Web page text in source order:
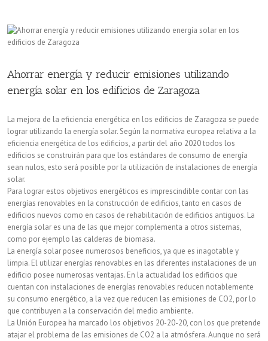
Ahorrar energía y reducir emisiones utilizando
energía solar en los edificios de Zaragoza
La mejora de la eficiencia energética en los edificios de Zaragoza se puede
lograr utilizando la energía solar. Según la normativa europea relativa a la
eficiencia energética de los edificios, a partir del año 2020 todos los
edificios se construirán para que los estándares de consumo de energía
sean nulos, esto será posible por la utilización de instalaciones de energía
solar.
Para lograr estos objetivos energéticos es imprescindible contar con las
energías renovables en la construcción de edificios, tanto en casos de
edificios nuevos como en casos de rehabilitación de edificios antiguos. La
energía solar es una de las que mejor complementa a otros sistemas,
como por ejemplo las calderas de biomasa.
La energía solar posee numerosos beneficios, ya que es inagotable y
limpia. El utilizar energías renovables en las diferentes instalaciones de un
edificio posee numerosas ventajas. En la actualidad los edificios que
cuentan con instalaciones de energías renovables reducen notablemente
su consumo energético, a la vez que reducen las emisiones de CO2, por lo
que contribuyen a la conservación del medio ambiente.
La Unión Europea ha marcado los objetivos 20-20-20, con los que pretende
atajar el problema de las emisiones de CO2 a la atmósfera. Aunque no será